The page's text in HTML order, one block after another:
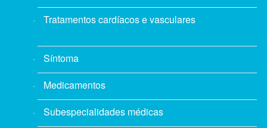
Tratamentos cardíacos e vasculares
Síntoma
Medicamentos
Subespecialidades médicas